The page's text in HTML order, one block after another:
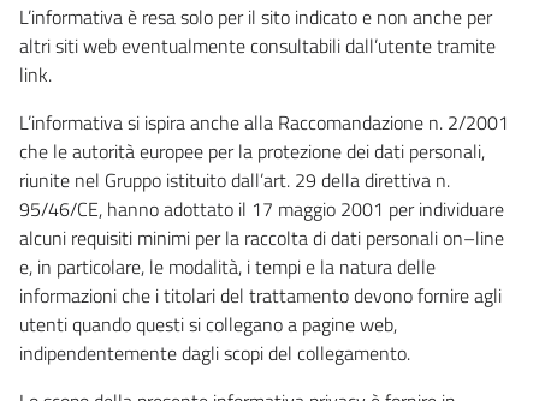
L’informativa è resa solo per il sito indicato e non anche per
altri siti web eventualmente consultabili dall’utente tramite
link.
L’informativa si ispira anche alla Raccomandazione n. 2/2001
che le autorità europee per la protezione dei dati personali,
riunite nel Gruppo istituito dall’art. 29 della direttiva n.
95/46/CE, hanno adottato il 17 maggio 2001 per individuare
alcuni requisiti minimi per la raccolta di dati personali on–line
e, in particolare, le modalità, i tempi e la natura delle
informazioni che i titolari del trattamento devono fornire agli
utenti quando questi si collegano a pagine web,
indipendentemente dagli scopi del collegamento.